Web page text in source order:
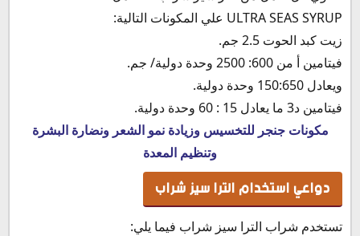
ULTRA SEAS SYRUP علي المكونات التالية:
زيت كبد الحوت 2.5 جم.
فيتامين أ من 600: 2500 وحدة دولية/ جم.
ويعادل 150:650 وحدة دولية.
فيتامين د3 ما يعادل 15 : 60 وحدة دولية.
مكونات جنجر للتخسيس وزيادة نمو الشعر ونضارة البشرة
وتنظيم المعدة
دواعي استخدام الترا سيز شراب
تستخدم شراب الترا سيز شراب فيما يلي: